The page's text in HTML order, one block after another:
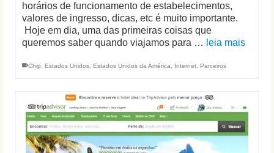
horários de funcionamento de estabelecimentos,
valores de ingresso, dicas, etc é muito importante.
Hoje em dia, uma das primeiras coisas que
queremos saber quando viajamos para … leia mais
Chip Estados Unidos Estados Unidos da América Internet Parceiros